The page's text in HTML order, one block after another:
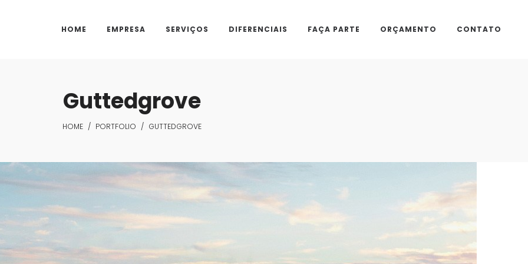
HOME EMPRESA SERVIÇOS DIFERENCIAIS FAÇA PARTE ORÇAMENTO CONTATO
Guttedgrove
HOME / PORTFOLIO / GUTTEDGROVE